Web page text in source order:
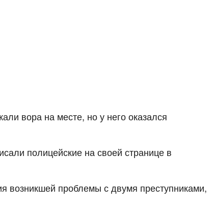
вора на месте, но у него оказался
полицейские на своей странице в
возникшей проблемы с двумя преступниками,